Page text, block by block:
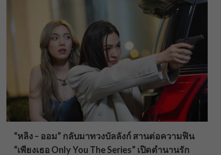
“หลิง – ออม” กลับมาทวงบัลลังก์ สานต่อความฟิน
“เพียงเธอ Only You The Series” เปิดตำนานรัก